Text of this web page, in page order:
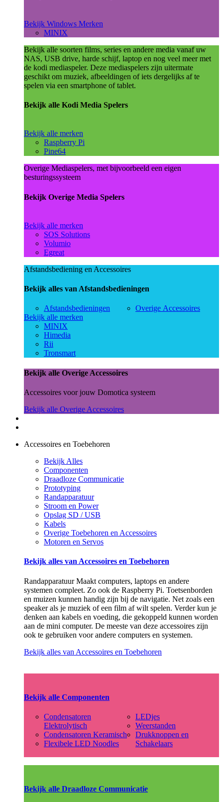
Bekijk Windows Merken
MINIX
Bekijk alle soorten films, series en andere media vanaf uw
NAS, USB drive, harde schijf, laptop en nog veel meer met
de kodi mediaspeler. Deze mediaspelers zijn uitermate
geschikt om muziek, afbeeldingen of iets dergelijks af te
spelen via een smartphone of tablet.
Bekijk alle Kodi Media Spelers
Bekijk alle merken
Raspberry Pi
Pine64
Overige Mediaspelers, met bijvoorbeeld een eigen
besturingssysteem
Bekijk Overige Media Spelers
Bekijk alle merken
SOS Solutions
Volumio
Egreat
Afstandsbediening en Accessoires
Bekijk alles van Afstandsbedieningen
Afstandsbedieningen
Overige Accessoires
Bekijk alle merken
MINIX
Himedia
Rii
Tronsmart
Bekijk alle Overige Accessoires
Accessoires voor jouw Domotica systeem
Bekijk alle Overige Accessoires
Accessoires en Toebehoren
Bekijk Alles
Componenten
Draadloze Communicatie
Prototyping
Randapparatuur
Stroom en Power
Opslag SD / USB
Kabels
Overige Toebehoren en Accessoires
Motoren en Servos
Bekijk alles van Accessoires en Toebehoren
Randapparatuur Maakt computers, laptops en andere
systemen compleet. Zo ook de Raspberry Pi. Toetsenborden
en muizen kunnen handig zijn bij de navigatie. Net zoals een
speaker als je muziek of een film af wilt spelen. Verder kun je
denken aan kabels en voeding, die gekoppeld kunnen worden
aan de mini computer. De meeste van deze accessoires zijn
ook te gebruiken voor andere computers en systemen.
Bekijk alles van Accessoires en Toebehoren
Bekijk alle Componenten
Condensatoren
Elektrolytisch
Condensatoren Keramisch
Flexibele LED Noodles
LEDjes
Weerstanden
Drukknoppen en
Schakelaars
Bekijk alle Draadloze Communicatie